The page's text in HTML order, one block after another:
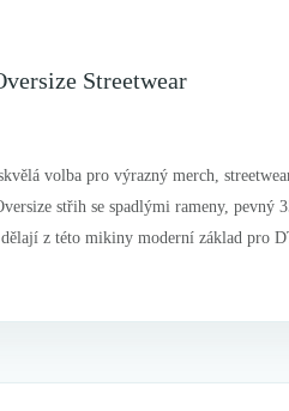
Streetwear
volba pro výrazný merch,
střih se spadlými rameny, pevný
z této mikiny moderní základ pro